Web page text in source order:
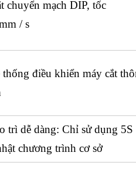
chuyển mạch DIP, tốc
/ s
thống điều khiển máy cắt
trì dễ dàng: Chỉ sử dụng 5S
chương trình cơ sở